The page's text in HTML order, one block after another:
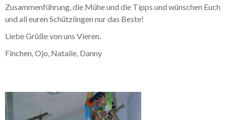
Zusammenführung, die Mühe und die Tipps und wünschen Euch
und all euren Schützlingen nur das Beste!
Liebe Grüße von uns Vieren.
Finchen, Ojo, Natalie, Danny